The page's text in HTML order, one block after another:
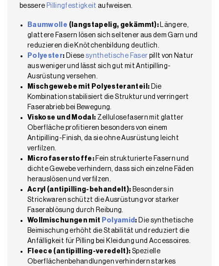
bessere Pillingfestigkeit aufweisen.
Baumwolle (langstapelig, gekämmt):Längere,
glattere Fasern lösen sich seltener aus dem Garn und
reduzieren die Knötchenbildung deutlich.
Polyester: Diese synthetische Faser pillt von Natur
aus weniger und lässt sich gut mit Antipilling-
Ausrüstung versehen.
Mischgewebe mit Polyesteranteil: Die
Kombination stabilisiert die Struktur und verringert
Faserabrieb bei Bewegung.
Viskose und Modal: Zellulosefasern mit glatter
Oberfläche profitieren besonders von einem
Antipilling-Finish, da sie ohne Ausrüstung leicht
verfilzen.
Microfaserstoffe:Fein strukturierte Fasern und
dichte Gewebe verhindern, dass sich einzelne Fäden
herauslösen und verfilzen.
Acryl (antipilling-behandelt): Besonders in
Strickwaren schützt die Ausrüstung vor starker
Faserablösung durch Reibung.
Wollmischungen mit Polyamid : Die synthetische
Beimischung erhöht die Stabilität und reduziert die
Anfälligkeit für Pilling bei Kleidung und Accessoires.
Fleece (antipilling-veredelt): Spezielle
Oberflächenbehandlungen verhindern starkes